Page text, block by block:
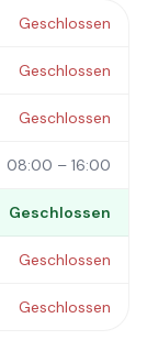
Geschlossen
Geschlossen
Geschlossen
08:00 – 16:00
Geschlossen
Geschlossen
Geschlossen